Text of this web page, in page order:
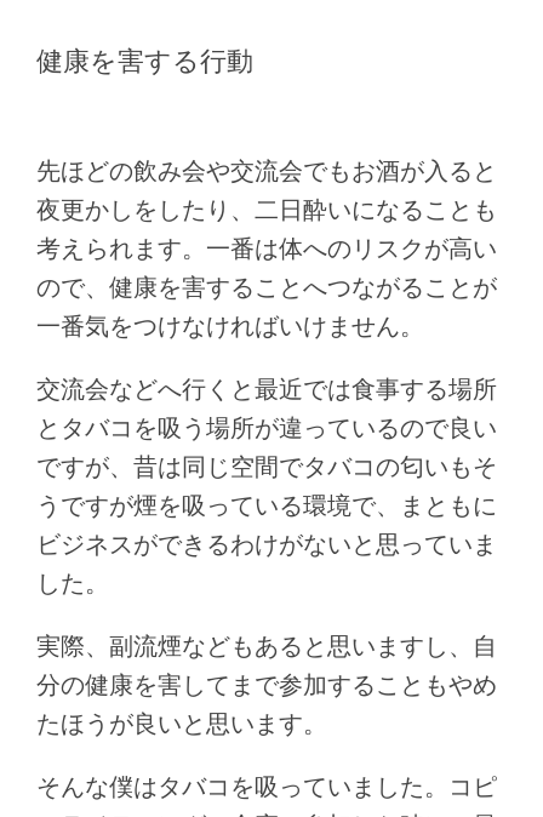
健康を害する行動
先ほどの飲み会や交流会でもお酒が入ると
夜更かしをしたり、二日酔いになることも
考えられます。一番は体へのリスクが高い
ので、健康を害することへつながることが
一番気をつけなければいけません。
交流会などへ行くと最近では食事する場所
とタバコを吸う場所が違っているので良い
ですが、昔は同じ空間でタバコの匂いもそ
うですが煙を吸っている環境で、まともに
ビジネスができるわけがないと思っていま
した。
実際、副流煙などもあると思いますし、自
分の健康を害してまで参加することもやめ
たほうが良いと思います。
そんな僕はタバコを吸っていました。コピ